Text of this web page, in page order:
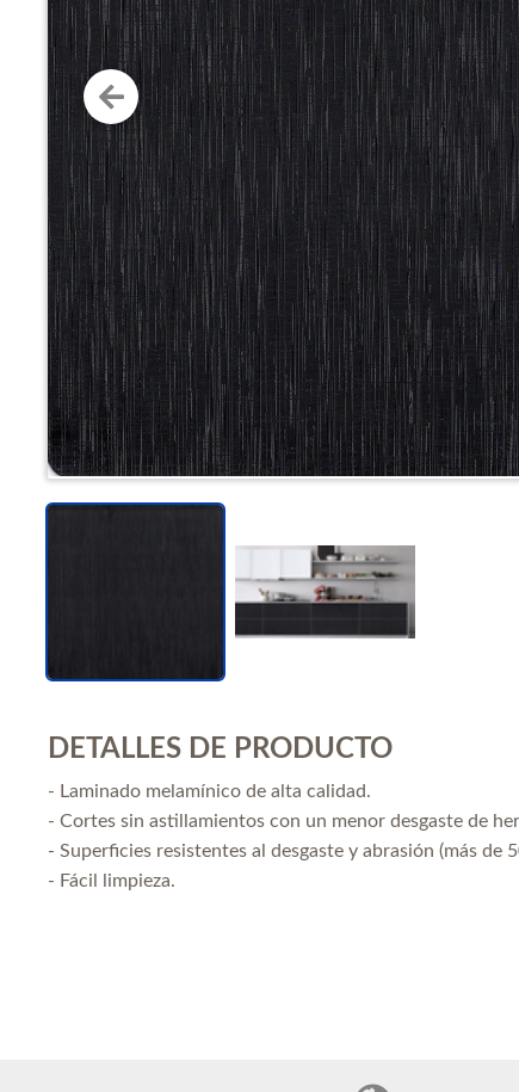
DETALLES DE PRODUCTO
- Laminado melamínico de alta calidad.
- Cortes sin astillamientos con un menor desgaste de
- Superficies resistentes al desgaste y abrasión (más de
- Fácil limpieza.